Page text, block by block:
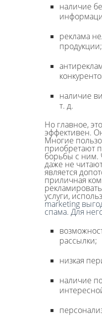
наличие
реклама
продукции;
наличие
т. д.
Но главное,
эффективен.
Многие
приобретают
борьбы с ним.
даже не
является
приличная
услуги,
marketing
спама. Для
рассылки;
низкая
наличие